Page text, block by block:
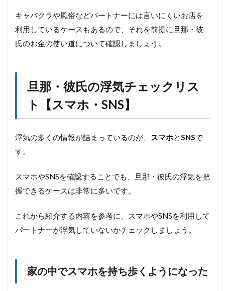
なっ
た
以前
きく
変わ
った
4
旦
那・
彼氏
見分
ける
4.1
普段
物を
確認
キャバクラや風俗などパートナーには言いにくいお店を
利用しているケースもあるので、それを前提に旦那・彼
氏のお金の使い道について確認しましょう。
旦那・彼氏の浮気チェックリス
ト【スマホ・SNS】
浮気の多くの情報が詰まっているのが、 スマホと SNSで
す。
スマホやSNSを確認することでも、旦那・彼氏の浮気を把
握できるケースは非常に多いです。
これから紹介する内容を参考に、スマホやSNSを利用して
パートナーが浮気していないかチェックしましょう。
家の中でスマホを持ち歩くようになった